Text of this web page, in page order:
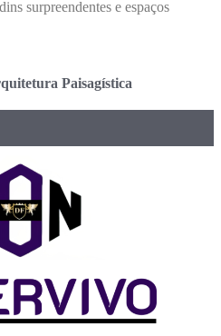
surpreendentes e espaços
Paisagística